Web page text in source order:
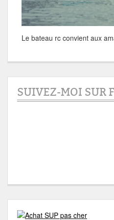
Le bateau rc convient aux
SUIVEZ-MOI SUR